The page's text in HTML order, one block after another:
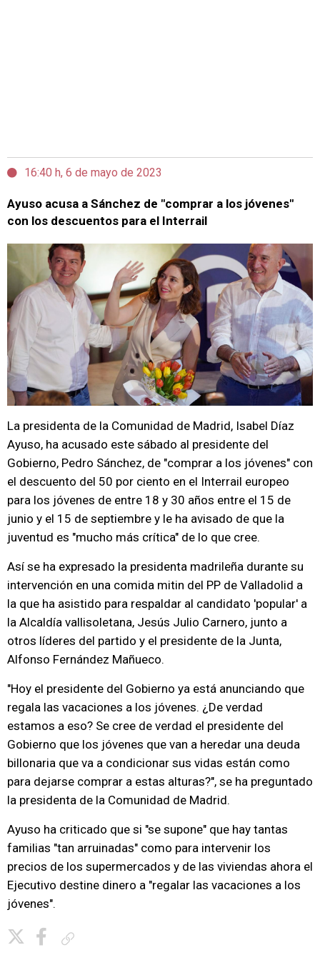
16:40 h, 6 de mayo de 2023
Ayuso acusa a Sánchez de "comprar a los jóvenes"
con los descuentos para el Interrail
La presidenta de la Comunidad de Madrid, Isabel Díaz
Ayuso, ha acusado este sábado al presidente del
Gobierno, Pedro Sánchez, de "comprar a los jóvenes" con
el descuento del 50 por ciento en el Interrail europeo
para los jóvenes de entre 18 y 30 años entre el 15 de
junio y el 15 de septiembre y le ha avisado de que la
juventud es "mucho más crítica" de lo que cree.
Así se ha expresado la presidenta madrileña durante su
intervención en una comida mitin del PP de Valladolid a
la que ha asistido para respaldar al candidato 'popular' a
la Alcaldía vallisoletana, Jesús Julio Carnero, junto a
otros líderes del partido y el presidente de la Junta,
Alfonso Fernández Mañueco.
"Hoy el presidente del Gobierno ya está anunciando que
regala las vacaciones a los jóvenes. ¿De verdad
estamos a eso? Se cree de verdad el presidente del
Gobierno que los jóvenes que van a heredar una deuda
billonaria que va a condicionar sus vidas están como
para dejarse comprar a estas alturas?", se ha preguntado
la presidenta de la Comunidad de Madrid.
Ayuso ha criticado que si "se supone" que hay tantas
familias "tan arruinadas" como para intervenir los
precios de los supermercados y de las viviendas ahora el
Ejecutivo destine dinero a "regalar las vacaciones a los
jóvenes".